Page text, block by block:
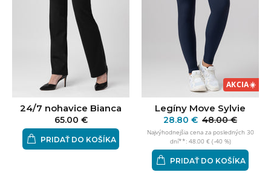
24/7 nohavice Bianca
65.00 €
PRIDAŤ DO KOŠÍKA
AKCIA☀️
Legíny Move Sylvie
28.80 € 48.00 €
Najvýhodnejšia cena za posledných 30
dní**: 48.00 € (-40 %)
PRIDAŤ DO KOŠÍKA